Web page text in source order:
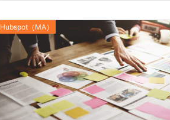
Hubspot（MA）